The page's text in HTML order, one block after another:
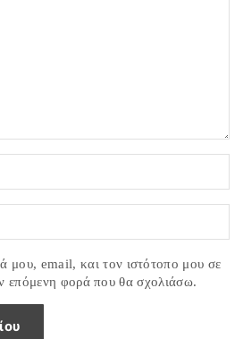
μου, email, και τον ιστότοπο μου σε
επόμενη φορά που θα σχολιάσω.